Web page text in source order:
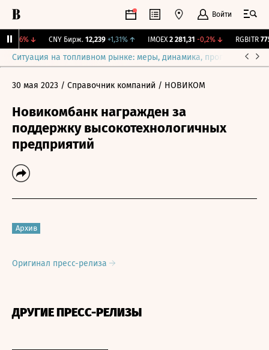
Войти
-0,06%↓ CNY Бирж. 12,239 +1,31% ↑ IMOEX 2 281,31 -0,2%↓ RGBITR
Ситуация на топливном рынке: меры, динамика, прогнозы
30 мая 2023 / Справочник компаний / НОВИКОМ
Новикомбанк награжден за
поддержку высокотехнологичных
предприятий
Архив
Оригинал пресс-релиза
ДРУГИЕ ПРЕСС-РЕЛИЗЫ